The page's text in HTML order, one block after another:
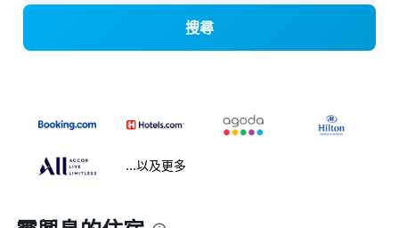
搜尋
...以及更多